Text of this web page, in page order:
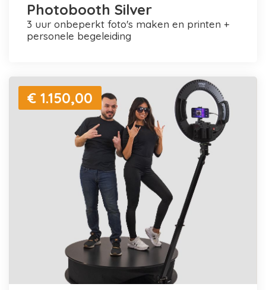
Photobooth Silver
3 uur onbeperkt foto's maken en printen +
personele begeleiding
€ 1.150,00